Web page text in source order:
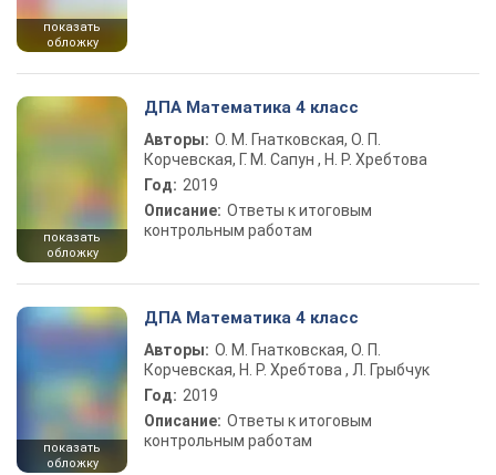
показать
обложку
показать
обложку
ДПА Математика 4 класс
Авторы: О. М. Гнатковская, О. П.
Корчевская, Г. М. Сапун , Н. Р. Хребтова
Год: 2019
Описание: Ответы к итоговым
контрольным работам
показать
обложку
ДПА Математика 4 класс
Авторы: О. М. Гнатковская, О. П.
Корчевская, Н. Р. Хребтова , Л. Грыбчук
Год: 2019
Описание: Ответы к итоговым
контрольным работам